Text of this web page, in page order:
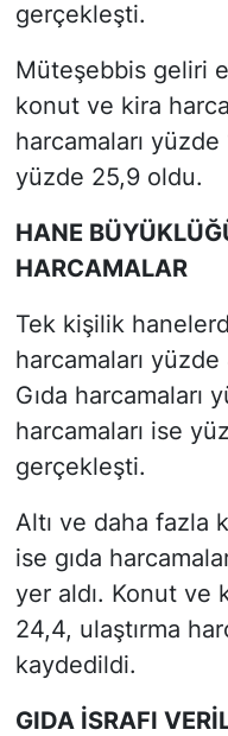
gerçekleşti.
Müteşebbis geliri
konut ve kira
harcamaları yüzde
yüzde 25,9 oldu.
HANE
HARCAMALAR
Tek kişilik
harcamaları
Gıda harcamaları
harcamaları ise
gerçekleşti.
Altı ve daha fazla
ise gıda
yer aldı. Konut ve
24,4, ulaştırma
kaydedildi.
GIDA İSRAFI